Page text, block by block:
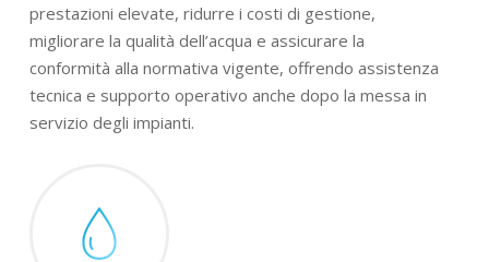
prestazioni elevate, ridurre i costi di gestione,
migliorare la qualità dell’acqua e assicurare la
conformità alla normativa vigente, offrendo assistenza
tecnica e supporto operativo anche dopo la messa in
servizio degli impianti.